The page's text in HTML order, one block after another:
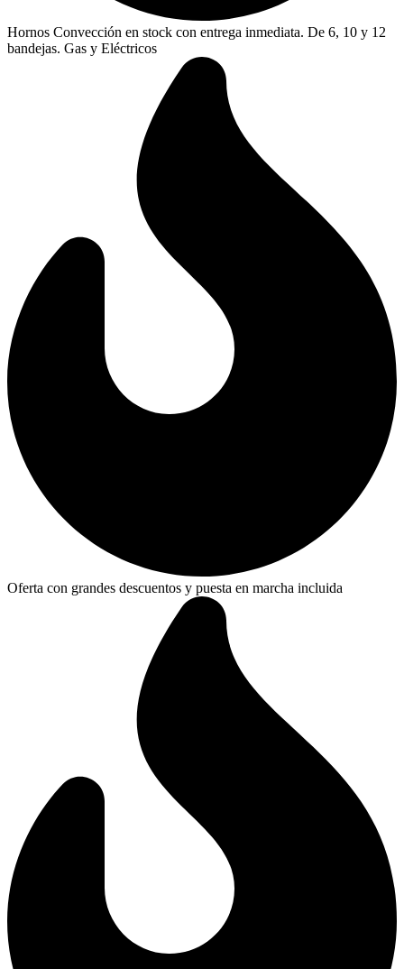
Hornos Convección en stock con entrega inmediata. De 6, 10 y 12
bandejas. Gas y Eléctricos
Oferta con grandes descuentos y puesta en marcha incluida